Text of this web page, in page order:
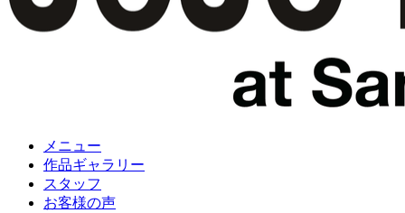
メニュー
作品ギャラリー
スタッフ
お客様の声